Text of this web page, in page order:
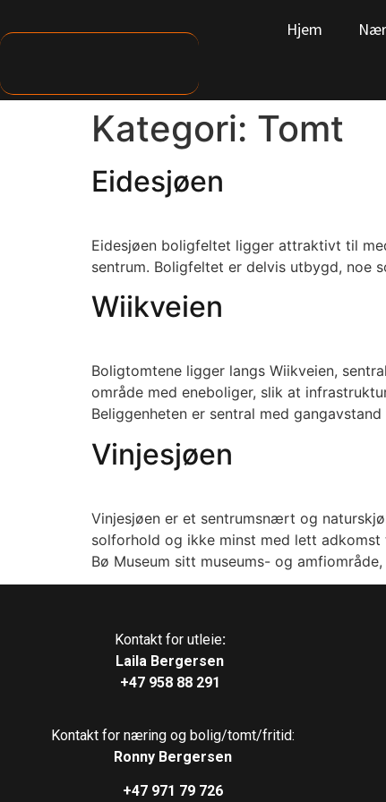
Hjem
Kategori: Tomt
Eidesjøen
Eidesjøen boligfeltet ligger attraktivt til
sentrum. Boligfeltet er delvis utbygd, noe
Wiikveien
Boligtomtene ligger langs Wiikveien,
område med eneboliger, slik at
Beliggenheten er sentral med
Vinjesjøen
Vinjesjøen er et sentrumsnært og
solforhold og ikke minst med lett
Bø Museum sitt museums- og
Kontakt for utleie:
Laila Bergersen
+47 958 88 291
Kontakt for næring og bolig/tomt/fritid:
Ronny Bergersen
+47 971 79 726